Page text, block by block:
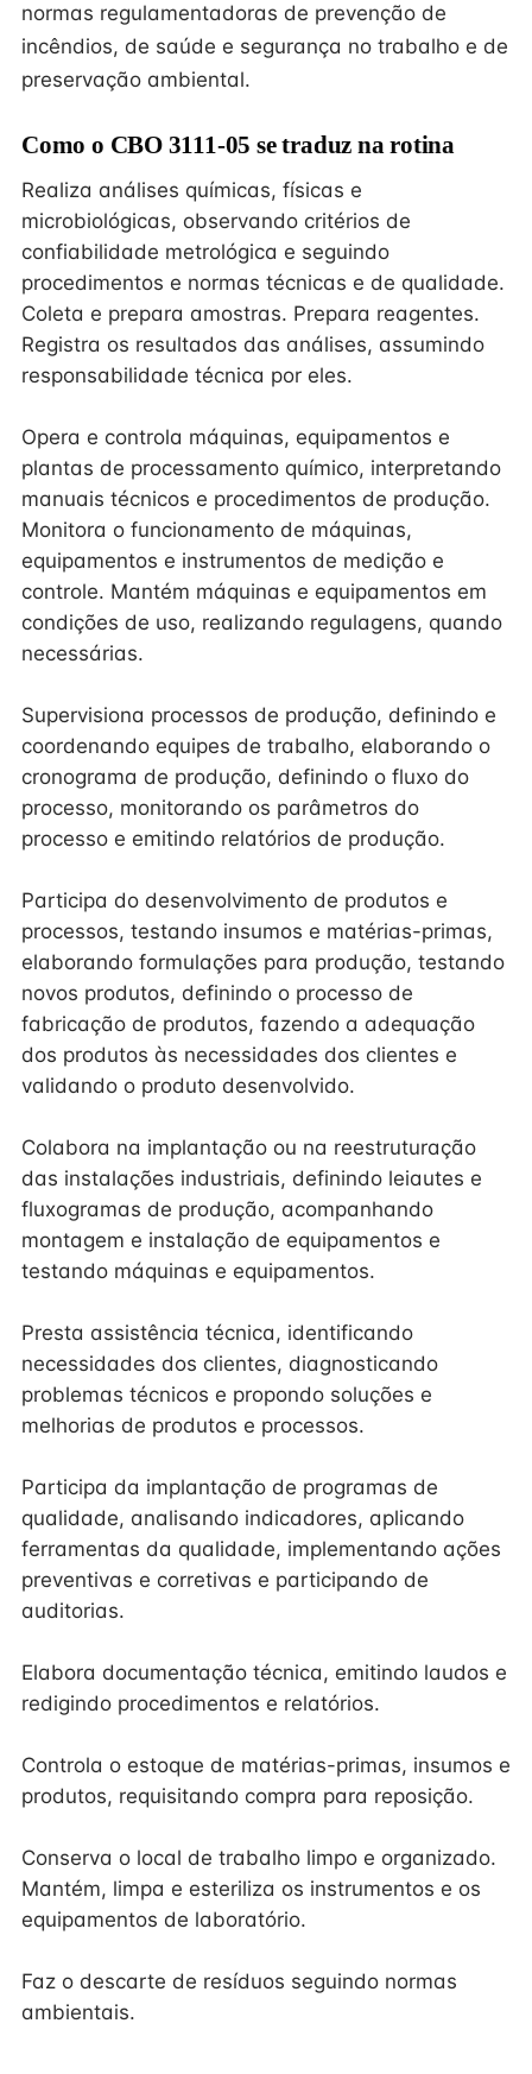
normas regulamentadoras de prevenção de
incêndios, de saúde e segurança no trabalho e de
preservação ambiental.
Como o CBO 3111-05 se traduz na rotina
Realiza análises químicas, físicas e
microbiológicas, observando critérios de
confiabilidade metrológica e seguindo
procedimentos e normas técnicas e de qualidade.
Coleta e prepara amostras. Prepara reagentes.
Registra os resultados das análises, assumindo
responsabilidade técnica por eles.
Opera e controla máquinas, equipamentos e
plantas de processamento químico, interpretando
manuais técnicos e procedimentos de produção.
Monitora o funcionamento de máquinas,
equipamentos e instrumentos de medição e
controle. Mantém máquinas e equipamentos em
condições de uso, realizando regulagens, quando
necessárias.
Supervisiona processos de produção, definindo e
coordenando equipes de trabalho, elaborando o
cronograma de produção, definindo o fluxo do
processo, monitorando os parâmetros do
processo e emitindo relatórios de produção.
Participa do desenvolvimento de produtos e
processos, testando insumos e matérias-primas,
elaborando formulações para produção, testando
novos produtos, definindo o processo de
fabricação de produtos, fazendo a adequação
dos produtos às necessidades dos clientes e
validando o produto desenvolvido.
Colabora na implantação ou na reestruturação
das instalações industriais, definindo leiautes e
fluxogramas de produção, acompanhando
montagem e instalação de equipamentos e
testando máquinas e equipamentos.
Presta assistência técnica, identificando
necessidades dos clientes, diagnosticando
problemas técnicos e propondo soluções e
melhorias de produtos e processos.
Participa da implantação de programas de
qualidade, analisando indicadores, aplicando
ferramentas da qualidade, implementando ações
preventivas e corretivas e participando de
auditorias.
Elabora documentação técnica, emitindo laudos e
redigindo procedimentos e relatórios.
Controla o estoque de matérias-primas, insumos e
produtos, requisitando compra para reposição.
Conserva o local de trabalho limpo e organizado.
Mantém, limpa e esteriliza os instrumentos e os
equipamentos de laboratório.
Faz o descarte de resíduos seguindo normas
ambientais.